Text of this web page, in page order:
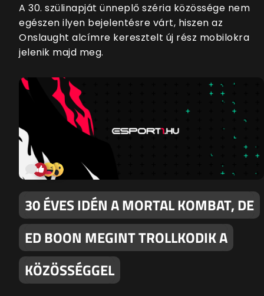
A 30. szülinapját ünneplő széria közössége nem
egészen ilyen bejelentésre várt, hiszen az
Onslaught alcímre keresztelt új rész mobilokra
jelenik majd meg.
30 ÉVES IDÉN A MORTAL KOMBAT, DE
ED BOON MEGINT TROLLKODIK A
KÖZÖSSÉGGEL